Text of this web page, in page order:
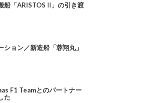
船「ARISTOS II」の引き渡
ョン／新造船「蓉翔丸」
F1 Teamとのパートナー
た